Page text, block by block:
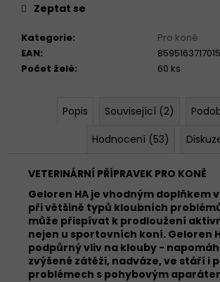
Kategorie:
Pro koně
EAN:
8595163717015
Počet želé: 60 ks
Zeptat se
Popis Související (2)
Hodnocení (53)
VETERINÁRNÍ PŘÍPRAVEK PRO KONĚ
Geloren HA je vhodným doplňkem
při většině typů kloubních
může přispívat k prodloužení
nejen u sportovních koní. Geloren
podpůrný vliv na klouby -
zvýšené zátěži, nadváze, ve stáří i
problémech s pohybovým
u
e
m
POMERANČ
OSTRUŽINA
1210G
TRIO
PŘÍCHUTÍ
299
Kč